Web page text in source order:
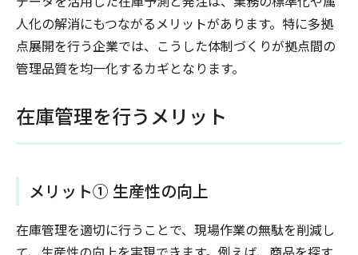
人化の解消にもつながるメリットがあります。特に多拠
点展開を行う企業では、こうした体制づくりが拠点間の
管理品質を均一化するカギとなります。
在庫管理を行うメリット
メリット① 生産性の向上
在庫管理を適切に行うことで、現場作業の無駄を削減し